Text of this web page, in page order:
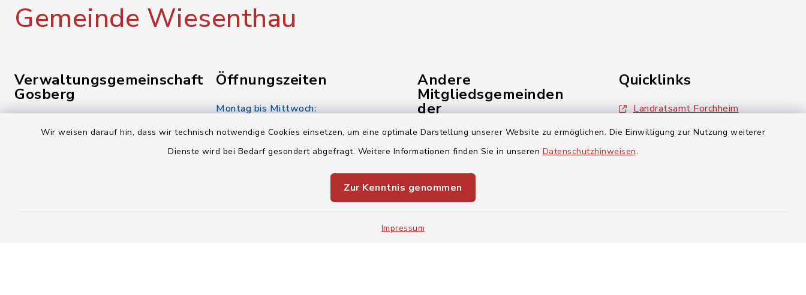
Wir weisen darauf hin, dass wir technisch notwendige Cookies einsetzen, um eine optimale Darstellung unserer Website zu ermöglichen. Die Einwilligung zur Nutzung weiterer
Dienste wird bei Bedarf gesondert abgefragt. Weitere Informationen finden Sie in unseren Datenschutzhinweisen.
Zur Kenntnis genommen
Impressum
Gemeinde Wiesenthau
Verwaltungsgemeinschaft
Gosberg
Öffnungszeiten
Montag bis Mittwoch:
08.00-12.00 Uhr
Donnerstag:
Andere
Mitgliedsgemeinden
der
Gemeinde Kunreuth
Gemeinde Pinzberg
Verwaltungsgemeinschaft Gosberg
Quicklinks
Landratsamt Forchheim
BayernPortal